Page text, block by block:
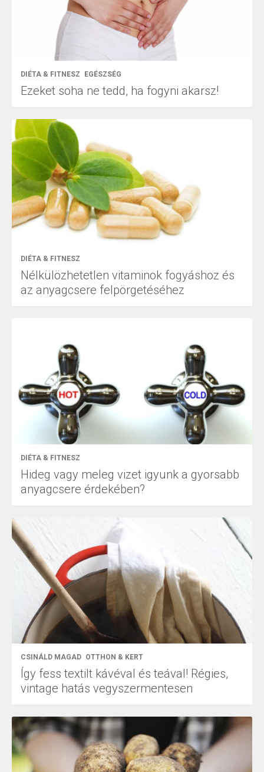
DIÉTA & FITNESZ EGÉSZSÉG
Ezeket soha ne tedd, ha fogyni akarsz!
DIÉTA & FITNESZ
Nélkülözhetetlen vitaminok fogyáshoz és
az anyagcsere felpörgetéséhez
DIÉTA & FITNESZ
Hideg vagy meleg vizet igyunk a gyorsabb
anyagcsere érdekében?
CSINÁLD MAGAD OTTHON & KERT
Így fess textilt kávéval és teával! Régies,
vintage hatás vegyszermentesen